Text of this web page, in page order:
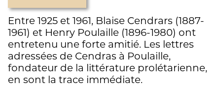
Entre 1925 et 1961, Blaise Cendrars (1887-
1961) et Henry Poulaille (1896-1980) ont
entretenu une forte amitié. Les lettres
adressées de Cendras à Poulaille,
fondateur de la littérature prolétarienne,
en sont la trace immédiate.